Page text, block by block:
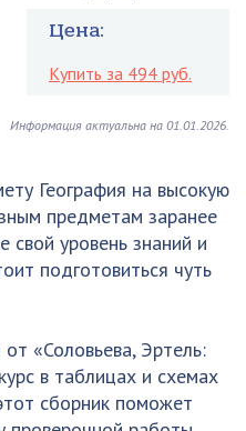
Цена:
Купить за 494 руб.
Информация актуальна на 01.01.2026.
География на высокую
предметам заранее
свой уровень знаний и
подготовиться чуть
«Соловьева, Эртель:
в таблицах и схемах
сборник поможет